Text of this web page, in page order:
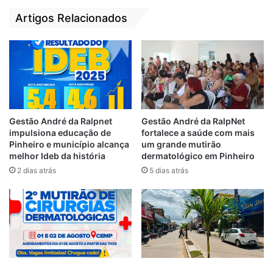
Artigos Relacionados
Gestão André da Ralpnet
impulsiona educação de
Pinheiro e município alcança
melhor Ideb da história
2 dias atrás
Gestão André da RalpNet
fortalece a saúde com mais
um grande mutirão
dermatológico em Pinheiro
5 dias atrás